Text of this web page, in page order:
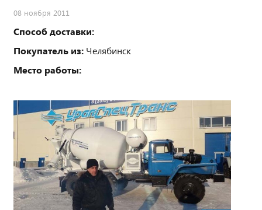
08 ноября 2011
Способ доставки:
Покупатель из: Челябинск
Место работы: